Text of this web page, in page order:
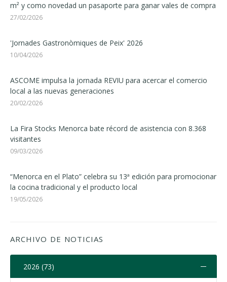
m² y como novedad un pasaporte para ganar vales de compra
27/02/2026
'Jornades Gastronòmiques de Peix' 2026
10/04/2026
ASCOME impulsa la jornada REVIU para acercar el comercio
local a las nuevas generaciones
20/02/2026
La Fira Stocks Menorca bate récord de asistencia con 8.368
visitantes
09/03/2026
“Menorca en el Plato” celebra su 13ª edición para promocionar
la cocina tradicional y el producto local
19/05/2026
ARCHIVO DE NOTICIAS
2026 (73)